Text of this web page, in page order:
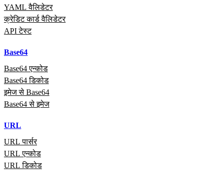
YAML वैलिडेटर
क्रेडिट कार्ड वैलिडेटर
API टेस्ट
Base64
Base64 एन्कोड
Base64 डिकोड
इमेज से Base64
Base64 से इमेज
URL
URL पार्सर
URL एन्कोड
URL डिकोड